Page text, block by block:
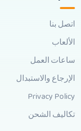
اتصل بنا
الألعاب
ساعات العمل
الإرجاع والاستبدال
Privacy Policy
تكاليف الشحن